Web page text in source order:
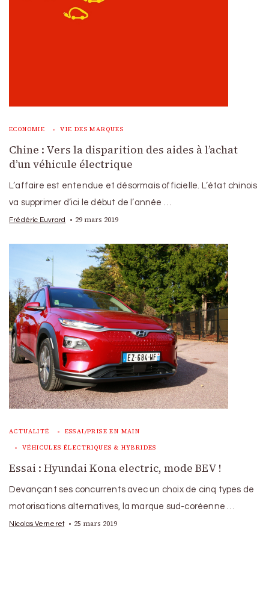
ECONOMIE VIE DES MARQUES
Chine : Vers la disparition des aides à l’achat
d’un véhicule électrique
L’affaire est entendue et désormais officielle. L’état chinois
va supprimer d’ici le début de l’année …
Frédéric Euvrard 29 mars 2019
ACTUALITÉ ESSAI/PRISE EN MAIN
VÉHICULES ÉLECTRIQUES & HYBRIDES
Essai : Hyundai Kona electric, mode BEV !
Devançant ses concurrents avec un choix de cinq types de
motorisations alternatives, la marque sud-coréenne …
Nicolas Verneret 25 mars 2019